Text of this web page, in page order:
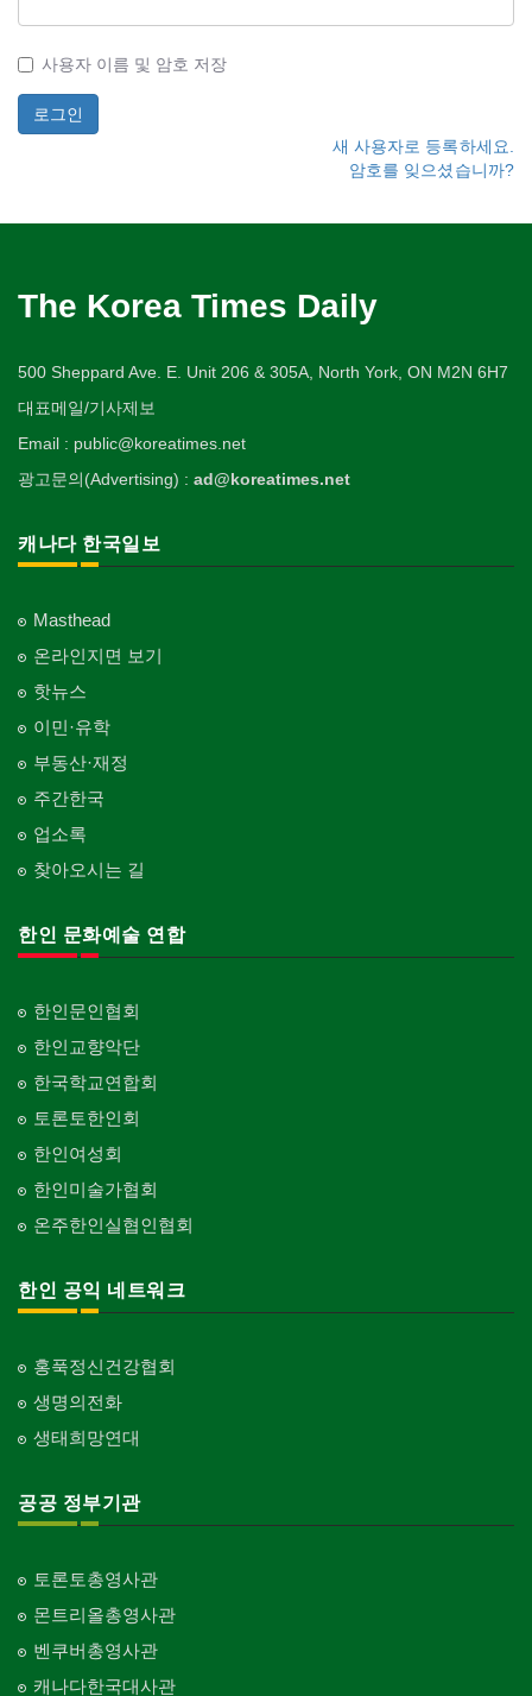
사용자 이름 및 암호 저장
새 사용자로 등록하세요.
암호를 잊으셨습니까?
The Korea Times Daily
500 Sheppard Ave. E. Unit 206 & 305A, North York, ON M2N 6H7
대표메일/기사제보
Email : public@koreatimes.net
광고문의(Advertising) : ad@koreatimes.net
캐나다 한국일보
Masthead
온라인지면 보기
핫뉴스
이민·유학
부동산·재정
주간한국
업소록
찾아오시는 길
한인 문화예술 연합
한인문인협회
한인교향악단
한국학교연합회
토론토한인회
한인여성회
한인미술가협회
온주한인실협인협회
한인 공익 네트워크
홍푹정신건강협회
생명의전화
생태희망연대
공공 정부기관
토론토총영사관
몬트리올총영사관
벤쿠버총영사관
캐나다한국대사관